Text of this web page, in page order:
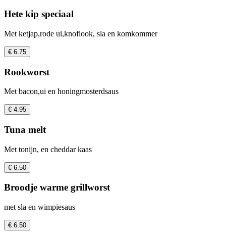
Hete kip speciaal
Met ketjap,rode ui,knoflook, sla en komkommer
€ 6.75
Rookworst
Met bacon,ui en honingmosterdsaus
€ 4.95
Tuna melt
Met tonijn, en cheddar kaas
€ 6.50
Broodje warme grillworst
met sla en wimpiesaus
€ 6.50